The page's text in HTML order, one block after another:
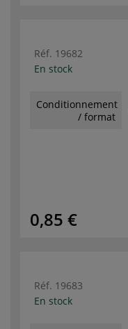
Réf. 19682
En stock
Conditionnement
/ format
0,85 €
Réf. 19683
En stock